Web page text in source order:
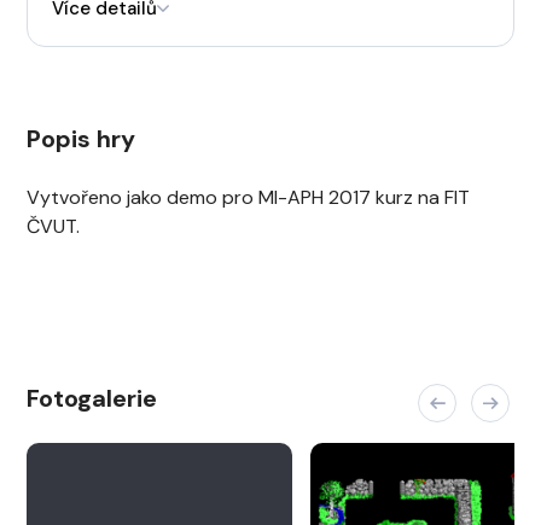
Více detailů
Popis hry
Vytvořeno jako demo pro MI-APH 2017 kurz na FIT
ČVUT.
Fotogalerie